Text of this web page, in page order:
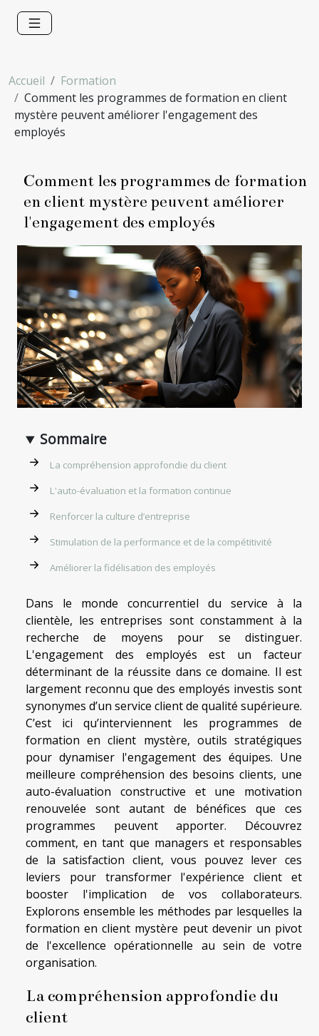
Accueil
Formation
Comment les programmes de formation en client
mystère peuvent améliorer l'engagement des
employés
Comment les programmes de formation
en client mystère peuvent améliorer
l'engagement des employés
Sommaire
La compréhension approfondie du client
L'auto-évaluation et la formation continue
Renforcer la culture d’entreprise
Stimulation de la performance et de la compétitivité
Améliorer la fidélisation des employés
Dans le monde concurrentiel du service à la
clientèle, les entreprises sont constamment à la
recherche de moyens pour se distinguer.
L'engagement des employés est un facteur
déterminant de la réussite dans ce domaine. Il est
largement reconnu que des employés investis sont
synonymes d’un service client de qualité supérieure.
C’est ici qu’interviennent les programmes de
formation en client mystère, outils stratégiques
pour dynamiser l'engagement des équipes. Une
meilleure compréhension des besoins clients, une
auto-évaluation constructive et une motivation
renouvelée sont autant de bénéfices que ces
programmes peuvent apporter. Découvrez
comment, en tant que managers et responsables
de la satisfaction client, vous pouvez lever ces
leviers pour transformer l'expérience client et
booster l'implication de vos collaborateurs.
Explorons ensemble les méthodes par lesquelles la
formation en client mystère peut devenir un pivot
de l'excellence opérationnelle au sein de votre
organisation.
La compréhension approfondie du
client